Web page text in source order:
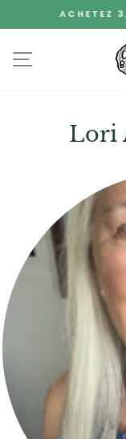
au
ACHETEZ
Navigation du
Lori